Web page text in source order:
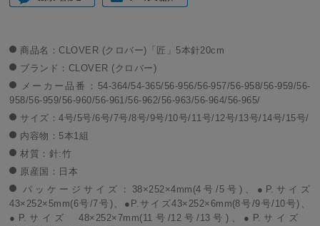
商品名：CLOVER (クロバー)「匠」5本針20cm
ブランド：CLOVER (クロバー)
メーカー品番：54-364/54-365/56-956/56-957/56-958/56-959/56-
958/56-959/56-960/56-961/56-962/56-963/56-964/56-965/
サイズ：4号/5号/6号/7号/8号/9号/10号/11号/12号/13号/14号/15号/
内容物：5本1組
材質：針:竹
原産国：日本
パッケージサイズ：38×252×4mm(4号/5号)、●P.サイズ
43×252×5mm(6号/7号)、●P.サイズ43×252×6mm(8号/9号/10号)、
●P.サイズ 48×252×7mm(11号/12号/13号)、●P.サイズ